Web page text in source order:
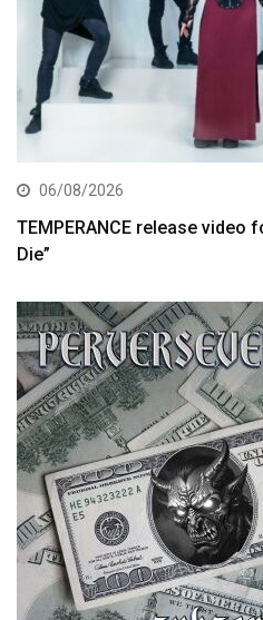
06/08/2026
TEMPERANCE release video
Die”